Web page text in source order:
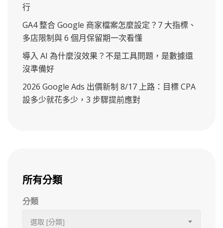
行
GA4 整合 Google 商家檔案怎麼設定？7 大指標、
多店限制與 6 個月保留期一次看懂
導入 AI 為什麼沒效果？不是工具問題，是數據還
沒準備好
2026 Google Ads 出價新制 8/17 上路：目標 CPA
設多少就花多少，3 步驟提前應對
所有分類
分類
選取 [分類]